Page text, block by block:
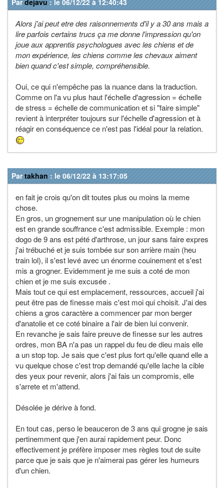
Alors j'ai peut etre des raisonnements d'il y a 30 ans mais a
lire parfois certains trucs ça me donne l'impression qu'on
joue aux apprentis psychologues avec les chiens et de
mon expérience, les chiens comme les chevaux aiment
bien quand c'est simple, compréhensible.
Oui, ce qui n'empêche pas la nuance dans la traduction.
Comme on l'a vu plus haut l'échelle d'agression = échelle
de stress = échelle de communication et si "faire simple"
revient à interpréter toujours sur l'échelle d'agression et à
réagir en conséquence ce n'est pas l'idéal pour la relation.
Partakhan : le 06/12/22 à 13:17:05
en fait je crois qu'on dit toutes plus ou moins la meme
chose.
En gros, un grognement sur une manipulation où le chien
est en grande souffrance c'est admissible. Exemple : mon
dogo de 9 ans est pété d'arthrose, un jour sans faire expres
j'ai trébuché et je suis tombée sur son arrière main (heu
train lol), il s'est levé avec un énorme couinement et s'est
mis a grogner. Evidemment je me suis a coté de mon
chien et je me suis excusée .
Mais tout ce qui est emplacement, ressources, accueil j'ai
peut être pas de finesse mais c'est moi qui choisit. J'ai des
chiens a gros caractère a commencer par mon berger
d'anatolie et ce coté binaire a l'air de bien lui convenir.
En revanche je sais faire preuve de finesse sur les autres
ordres, mon BA n'a pas un rappel du feu de dieu mais elle
a un stop top. Je sais que c'est plus fort qu'elle quand elle a
vu quelque chose c'est trop demandé qu'elle lache la cible
des yeux pour revenir, alors j'ai fais un compromis, elle
s'arrete et m'attend.
Désolée je dérive à fond.
En tout cas, perso le beauceron de 3 ans qui grogne je sais
pertinemment que j'en aurai rapidement peur. Donc
effectivement je préfère imposer mes règles tout de suite
parce que je sais que je n'aimerai pas gérer les humeurs
d'un chien.